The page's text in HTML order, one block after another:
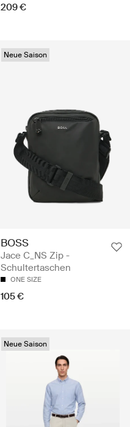
209 €
Neue Saison
BOSS
Jace C_NS Zip -
Schultertaschen
ONE SIZE
105 €
Neue Saison